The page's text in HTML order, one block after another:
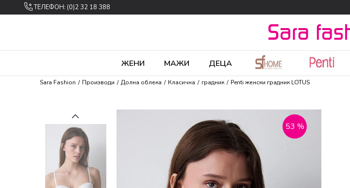
ТЕЛЕФОН: (0)2 32 18 388
ЖЕНИ МАЖИ ДЕЦА
Sara Fashion Производи Долна облека Класична градник Penti женски градник LOTUS
53 %